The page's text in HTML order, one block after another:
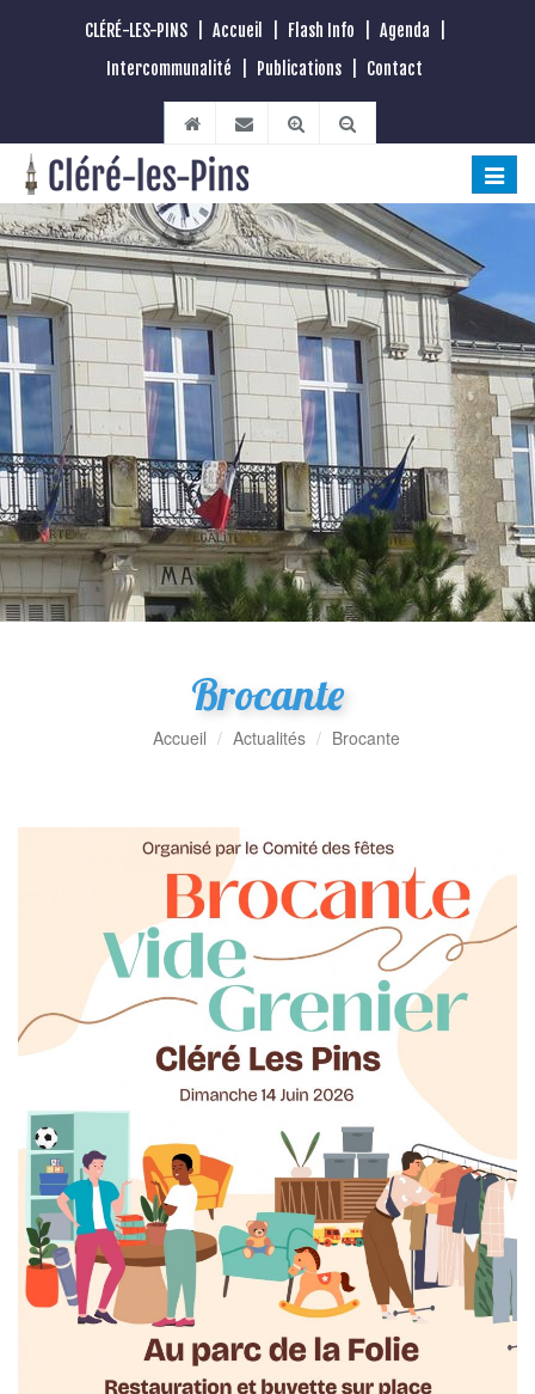
CLÉRÉ-LES-PINS Accueil Flash Info Agenda
Intercommunalité
Publications Contact
Toggle
Brocante
Accueil Actualités Brocante